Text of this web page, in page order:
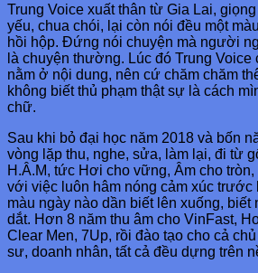
Trung Voice xuất thân từ Gia Lai,
yếu, chua chói, lại còn nói đều một
hồi hộp. Đứng nói chuyện mà người
là chuyện thường. Lúc đó Trung
nằm ở nội dung, nên cứ chăm chăm
không biết thủ phạm thật sự là cách
chữ.
Sau khi bỏ đại học năm 2018 và bốn
vòng lặp thu, nghe, sửa, làm lại, đi từ
H.Â.M, tức Hơi cho vững, Âm cho
với việc luôn hâm nóng cảm xúc trước
màu ngày nào dần biết lên xuống, biết
dắt. Hơn 8 năm thu âm cho VinFast,
Clear Men, 7Up, rồi đào tạo cho cả
sư, doanh nhân, tất cả đều dựng trên